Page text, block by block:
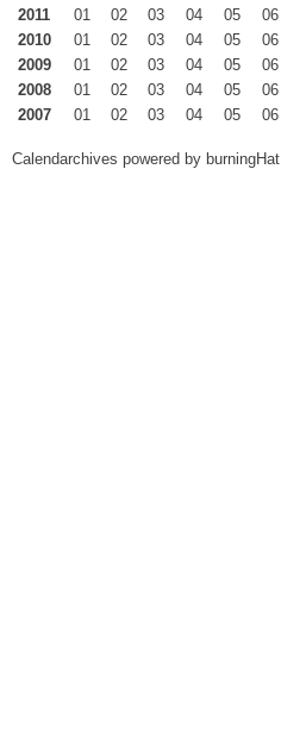
2011
01 02 03 04 05 06
2010
01 02 03 04 05 06
2009
01 02 03 04 05 06
2008
01 02 03 04 05 06
2007
01 02 03 04 05 06
Calendarchives powered by burningHat